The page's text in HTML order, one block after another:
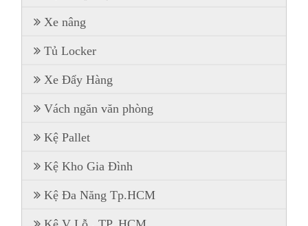
Xe nâng
Tủ Locker
Xe Đẩy Hàng
Vách ngăn văn phòng
Kệ Pallet
Kệ Kho Gia Đình
Kệ Đa Năng Tp.HCM